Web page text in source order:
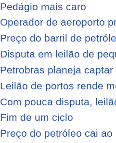
Pedágio mais caro
Operador de aeroporto
Preço do barril de
Disputa em leilão de
Petrobras planeja
Leilão de portos rende
Com pouca disputa,
Fim de um ciclo
Preço do petróleo cai